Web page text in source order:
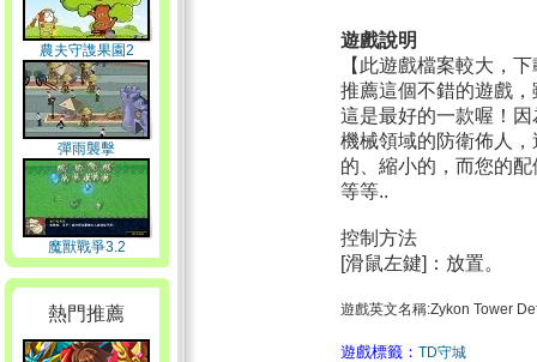
農夫守謢果園2
彈雨襲擊
魔獸戰爭3.2
熱門推薦
遊戲說明
【此遊戲檔案較大，
推薦這個不錯的遊戲
這是最好的一款喔！
機械領域的防衛佈人
的、縮小的，而您的
等等..
控制方法
[滑鼠左鍵]：放置。
遊戲英文名稱:Zykon Tower
遊戲標籤： TD守城